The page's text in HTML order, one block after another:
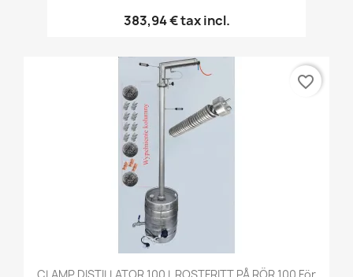
383,94 €tax incl.
CLAMP DISTILLATOR 100 L ROSTFRITT PÅ RÖR 100 För
favorite_border